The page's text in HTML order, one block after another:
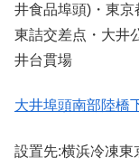
井食品埠頭)・東
東詰交差点・大井
井台貫場
大井埠頭南部陸橋
設置先:横浜冷凍東